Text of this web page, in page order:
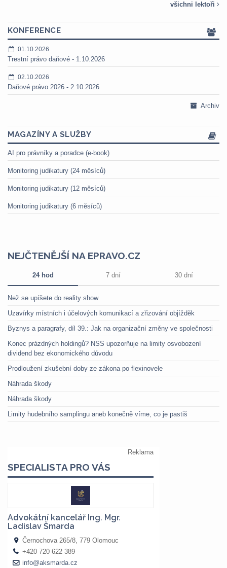
všichni lektoři
KONFERENCE
01.10.2026
Trestní právo daňové - 1.10.2026
02.10.2026
Daňové právo 2026 - 2.10.2026
Archiv
MAGAZÍNY A SLUŽBY
AI pro právníky a poradce (e-book)
Monitoring judikatury (24 měsíců)
Monitoring judikatury (12 měsíců)
Monitoring judikatury (6 měsíců)
NEJČTENĚJŠÍ NA EPRAVO.CZ
24 hod 7 dní 30 dní
Než se upíšete do reality show
Uzavírky místních i účelových komunikací a zřizování objížděk
Byznys a paragrafy, díl 39.: Jak na organizační změny ve společnosti
Konec prázdných holdingů? NSS upozorňuje na limity osvobození
dividend bez ekonomického důvodu
Prodloužení zkušební doby ze zákona po flexinovele
Náhrada škody
Náhrada škody
Limity hudebního samplingu aneb konečně víme, co je pastiš